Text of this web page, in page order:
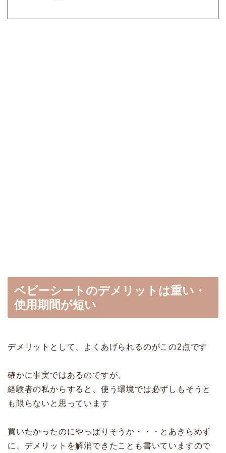
ベビーシートのデメリットは重い・
使用期間が短い
デメリットとして、よくあげられるのがこの2点です
確かに事実ではあるのですが、
経験者の私からすると、使う環境では必ずしもそうと
も限らないと思っています
買いたかったのにやっぱりそうか・・・とあきらめず
に、デメリットを解消できたことも書いていますので